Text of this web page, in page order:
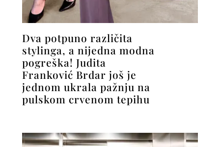
Dva potpuno različita
stylinga, a nijedna modna
pogreška! Judita
Franković Brdar još je
jednom ukrala pažnju na
pulskom crvenom tepihu